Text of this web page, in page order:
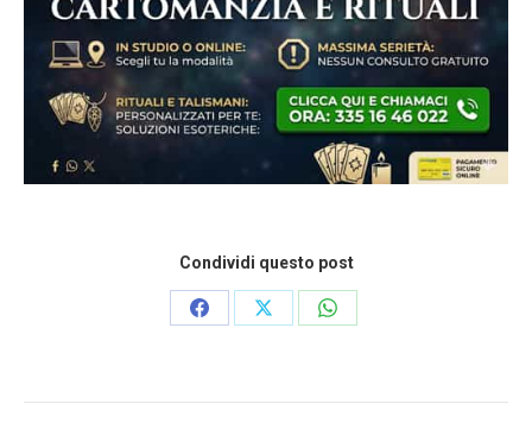
Condividi questo post
Condividi
Facebook
Condividi
X
Condividi
WhatsApp